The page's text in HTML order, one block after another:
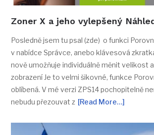
Zoner X a jeho vylepšený
Posledně jsem tu psal (zde) o funkci
v nabídce Správce, anebo klávesová
nově umožňuje individuálně měnit velikost
zobrazení Je to velmi šikovné, funkce
oblíbená. V mé verzi ZPS14 pochopitelně
nebudu přezouvat z [Read More…]